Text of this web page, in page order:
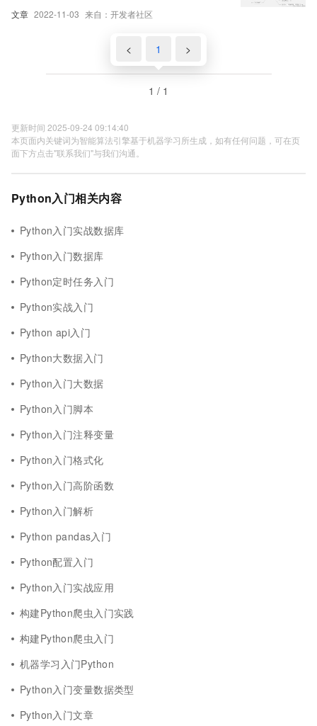
文章 2022-11-03 来自：开发者社区
< 1 >
1 / 1
更新时间 2025-09-24 09:14:40
本页面内关键词为智能算法引擎基于机器学习所生成，如有任何问题，可在页
面下方点击"联系我们"与我们沟通。
Python入门相关内容
Python入门实战数据库
Python入门数据库
Python定时任务入门
Python实战入门
Python api入门
Python大数据入门
Python入门大数据
Python入门脚本
Python入门注释变量
Python入门格式化
Python入门高阶函数
Python入门解析
Python pandas入门
Python配置入门
Python入门实战应用
构建Python爬虫入门实践
构建Python爬虫入门
机器学习入门Python
Python入门变量数据类型
Python入门文章